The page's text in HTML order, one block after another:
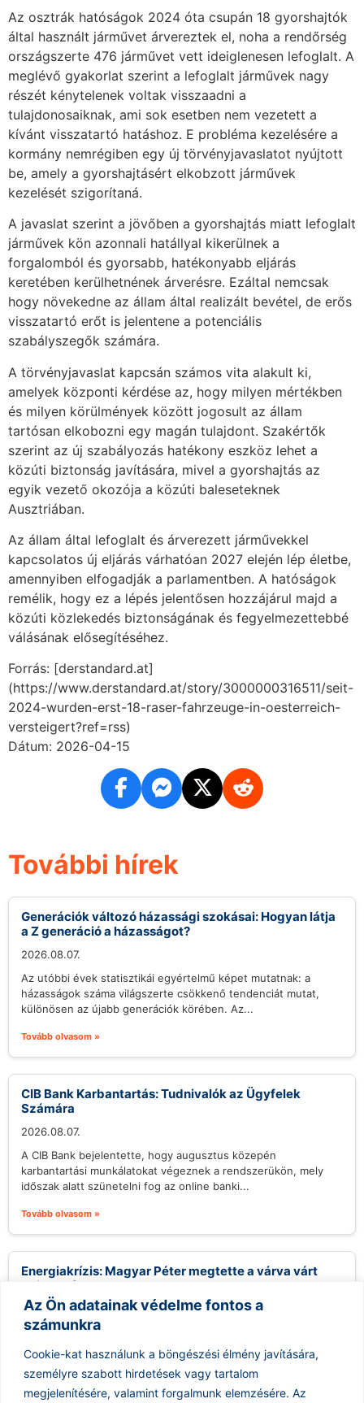
Az Ön adatainak védelme fontos a
számunkra
Cookie-kat használunk a böngészési élmény javítására,
személyre szabott hirdetések vagy tartalom
megjelenítésére, valamint forgalmunk elemzésére. Az
Az osztrák hatóságok 2024 óta csupán 18 gyorshajtók
által használt járművet árvereztek el, noha a rendőrség
országszerte 476 járművet vett ideiglenesen lefoglalt. A
meglévő gyakorlat szerint a lefoglalt járművek nagy
részét kénytelenek voltak visszaadni a
tulajdonosaiknak, ami sok esetben nem vezetett a
kívánt visszatartó hatáshoz. E probléma kezelésére a
kormány nemrégiben egy új törvényjavaslatot nyújtott
be, amely a gyorshajtásért elkobzott járművek
kezelését szigorítaná.
A javaslat szerint a jövőben a gyorshajtás miatt lefoglalt
járművek kön azonnali hatállyal kikerülnek a
forgalomból és gyorsabb, hatékonyabb eljárás
keretében kerülhetnének árverésre. Ezáltal nemcsak
hogy növekedne az állam által realizált bevétel, de erős
visszatartó erőt is jelentene a potenciális
szabályszegők számára.
A törvényjavaslat kapcsán számos vita alakult ki,
amelyek központi kérdése az, hogy milyen mértékben
és milyen körülmények között jogosult az állam
tartósan elkobozni egy magán tulajdont. Szakértők
szerint az új szabályozás hatékony eszköz lehet a
közúti biztonság javítására, mivel a gyorshajtás az
egyik vezető okozója a közúti baleseteknek
Ausztriában.
Az állam által lefoglalt és árverezett járművekkel
kapcsolatos új eljárás várhatóan 2027 elején lép életbe,
amennyiben elfogadják a parlamentben. A hatóságok
remélik, hogy ez a lépés jelentősen hozzájárul majd a
közúti közlekedés biztonságának és fegyelmezettebbé
válásának elősegítéséhez.
Forrás: [derstandard.at]
(https://www.derstandard.at/story/3000000316511/seit-
2024-wurden-erst-18-raser-fahrzeuge-in-oesterreich-
versteigert?ref=rss)
Dátum: 2026-04-15
További hírek
Generációk változó házassági szokásai: Hogyan látja
a Z generáció a házasságot?
2026.08.07.
Az utóbbi évek statisztikái egyértelmű képet mutatnak: a
házasságok száma világszerte csökkenő tendenciát mutat,
különösen az újabb generációk körében. Az...
Tovább olvasom »
CIB Bank Karbantartás: Tudnivalók az Ügyfelek
Számára
2026.08.07.
A CIB Bank bejelentette, hogy augusztus közepén
karbantartási munkálatokat végeznek a rendszerükön, mely
időszak alatt szünetelni fog az online banki...
Tovább olvasom »
Energiakrízis: Magyar Péter megtette a várva várt
bejelentést
2026.08.07.
A közelmúltban fokozódó szárazság és az energiapiacok
ingadozásai komoly aggodalmakat szültek Magyarországon,
különösen ami a Paksi Atomerőmű működését illeti. Magyar...
Tovább olvasom »